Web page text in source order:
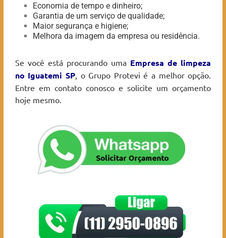
Economia de tempo e dinheiro;
Garantia de um serviço de qualidade;
Maior segurança e higiene;
Melhora da imagem da empresa ou residência.
Se você está procurando uma Empresa de limpeza
no Iguatemi SP, o Grupo Protevi é a melhor opção.
Entre em contato conosco e solicite um orçamento
hoje mesmo.